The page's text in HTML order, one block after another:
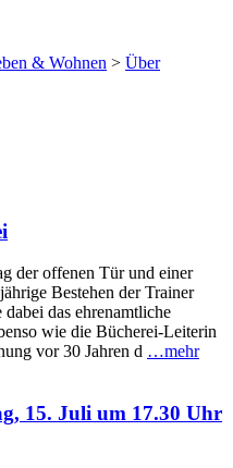
& Wohnen > Über
der offenen Tür und einer
Bestehen der Trainer
das ehrenamtliche
wie die Bücherei-Leiterin
vor 30 Jahren d …mehr
15. Juli um 17.30 Uhr